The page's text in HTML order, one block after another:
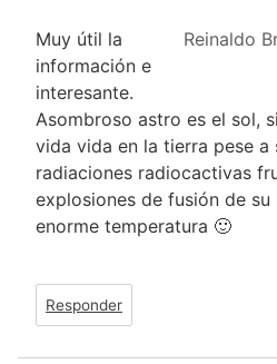
Reinaldo
Muy útil la
información e
interesante.
Asombroso astro es el sol,
vida vida en la tierra pese a
radiaciones radiocactivas
explosiones de fusión de
enorme temperatura 🙂
Responder